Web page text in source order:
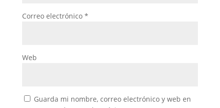
Correo electrónico *
Web
Guarda mi nombre, correo electrónico y web en